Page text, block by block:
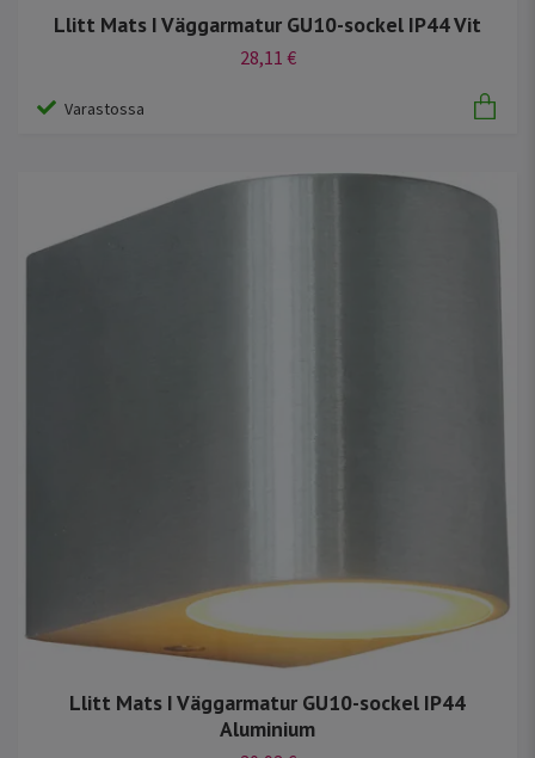
Llitt Mats I Väggarmatur GU10-sockel IP44 Vit
28,11 €
Varastossa
Llitt Mats I Väggarmatur GU10-sockel IP44
Aluminium